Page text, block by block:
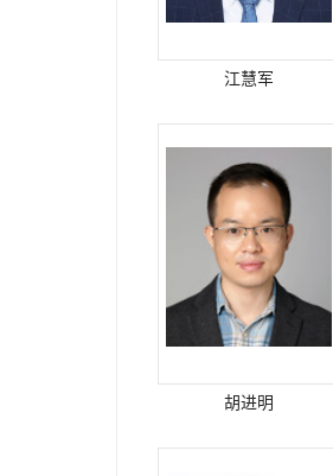
江慧军
胡进明